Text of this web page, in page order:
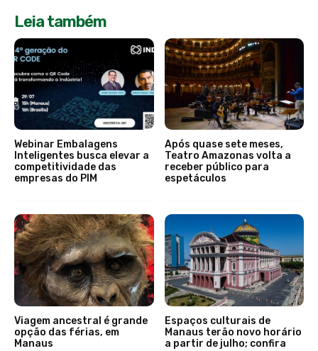
Leia também
Webinar Embalagens
Inteligentes busca elevar a
competitividade das
empresas do PIM
Após quase sete meses,
Teatro Amazonas volta a
receber público para
espetáculos
Viagem ancestral é grande
opção das férias, em
Manaus
Espaços culturais de
Manaus terão novo horário
a partir de julho; confira